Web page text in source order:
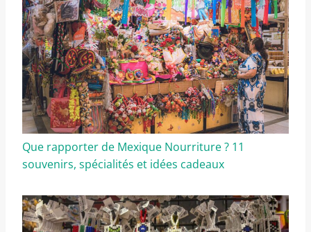
Que rapporter de Mexique Nourriture ? 11
souvenirs, spécialités et idées cadeaux